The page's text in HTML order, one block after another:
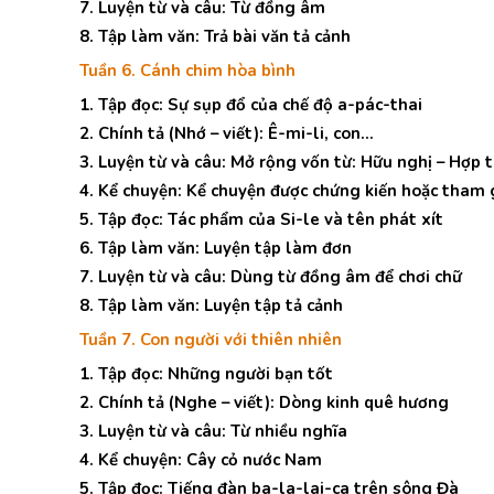
7. Luyện từ và câu: Từ đồng âm
8. Tập làm văn: Trả bài văn tả cảnh
Tuần 6. Cánh chim hòa bình
1. Tập đọc: Sự sụp đổ của chế độ a-pác-thai
2. Chính tả (Nhớ – viết): Ê-mi-li, con…
3. Luyện từ và câu: Mở rộng vốn từ: Hữu nghị – Hợp
4. Kể chuyện: Kể chuyện được chứng kiến hoặc tham
5. Tập đọc: Tác phẩm của Si-le và tên phát xít
6. Tập làm văn: Luyện tập làm đơn
7. Luyện từ và câu: Dùng từ đồng âm để chơi chữ
8. Tập làm văn: Luyện tập tả cảnh
Tuần 7. Con người với thiên nhiên
1. Tập đọc: Những người bạn tốt
2. Chính tả (Nghe – viết): Dòng kinh quê hương
3. Luyện từ và câu: Từ nhiều nghĩa
4. Kể chuyện: Cây cỏ nước Nam
5. Tập đọc: Tiếng đàn ba-la-lai-ca trên sông Đà